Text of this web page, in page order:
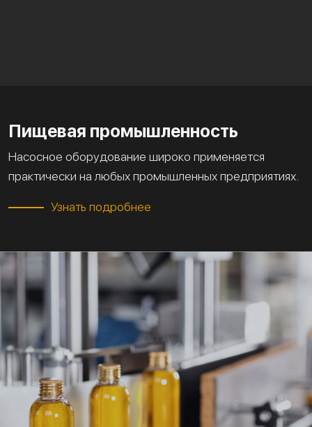
Пищевая промышленность
Насосное оборудование широко применяется
практически на любых промышленных предприятиях.
Узнать подробнее